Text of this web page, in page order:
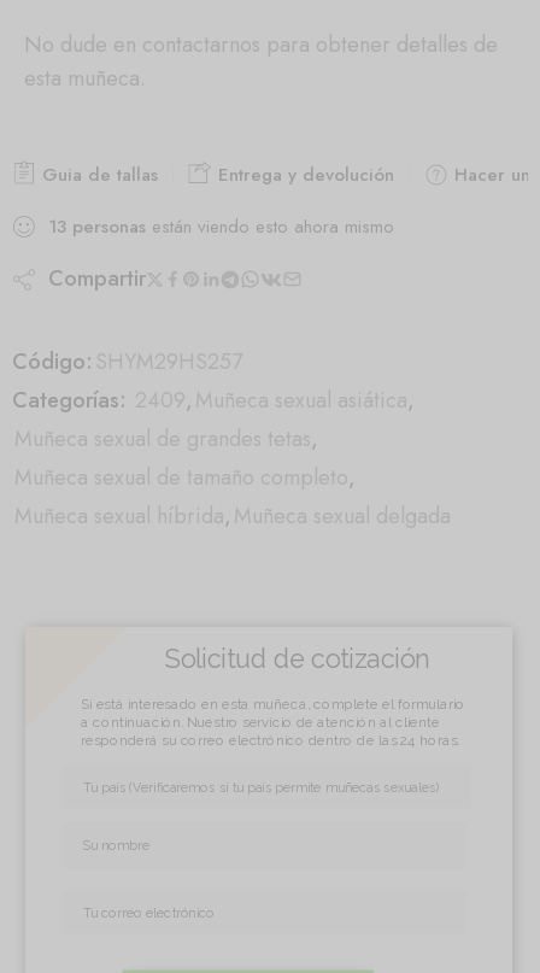
No dude en contactarnos para obtener detalles de
esta muñeca.
Guia de tallas Entrega y devolución
Hacer
13 personas están viendo esto ahora mismo
Compartir
Código: SHYM29HS257
Categorías: 2409,Muñeca sexual asiática,
Muñeca sexual de grandes tetas,
Muñeca sexual de tamaño completo,
Muñeca sexual híbrida,Muñeca sexual delgada
Solicitud de cotización
Si está interesado en esta muñeca, complete el formulario
a continuación. Nuestro servicio de atención al cliente
responderá su correo electrónico dentro de las 24 horas.